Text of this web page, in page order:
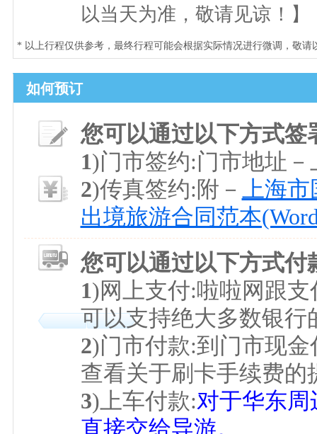
以当天为准，敬请见谅！】
* 以上行程仅供参考，最终行程可能会根据实际情况进行微调，敬请
如何预订
您可以通过以下方式签
1)门市签约:门市地址
2)传真签约:附－ 上海市
出境旅游合同范本
您可以通过以下方式付
1)网上支付:啦啦网跟
可以支持绝大多数银行
2)门市付款:到门市现
查看关于刷卡手续费
3)上车付款:对于华东周
直接交给导游。